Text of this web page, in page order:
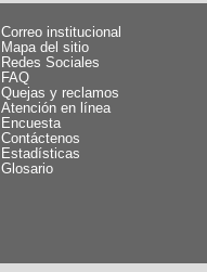
Correo institucional
Mapa del sitio
Redes Sociales
FAQ
Quejas y reclamos
Atención en línea
Encuesta
Contáctenos
Estadísticas
Glosario